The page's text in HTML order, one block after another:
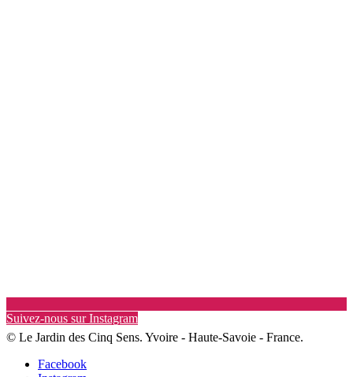
Suivez-nous sur Instagram
© Le Jardin des Cinq Sens. Yvoire - Haute-Savoie - France.
Facebook